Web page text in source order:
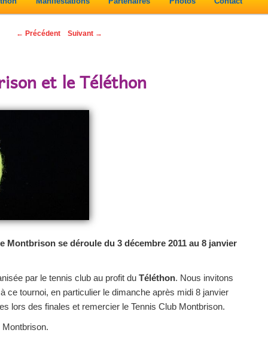
← Précédent Suivant →
et le Téléthon
Montbrison se déroule du 3 décembre 2011 au 8 janvier
par le tennis club au profit du Téléthon. Nous invitons
ce tournoi, en particulier le dimanche après midi 8 janvier
lors des finales et remercier le Tennis Club Montbrison.